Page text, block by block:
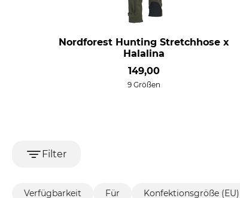
Nordforest Hunting Stretchhose x
Halalina
149,00
9 Größen
Filter
Verfügbarkeit Für Konfektionsgröße (EU)